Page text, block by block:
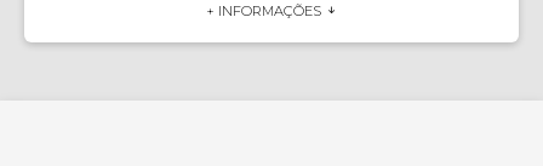
+ INFORMAÇÕES